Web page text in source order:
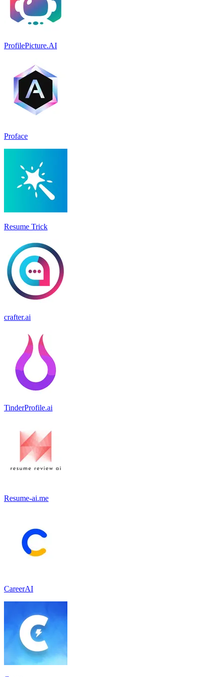
ProfilePicture.AI
Proface
Resume Trick
crafter.ai
TinderProfile.ai
Resume-ai.me
CareerAI